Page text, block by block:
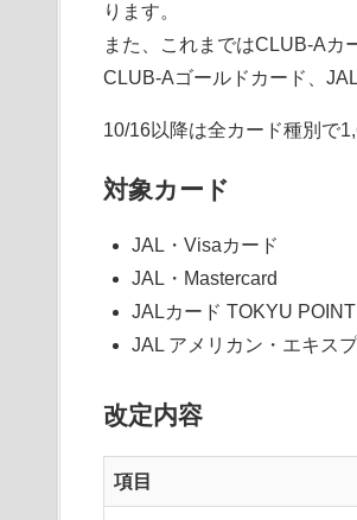
ります。
また、これまではCLUB-Aカ
CLUB-Aゴールドカード、
10/16以降は全カード種別で
対象カード
JAL・Visaカード
JAL・Mastercard
JALカード TOKYU
JAL アメリカン・エキス
改定内容
項目